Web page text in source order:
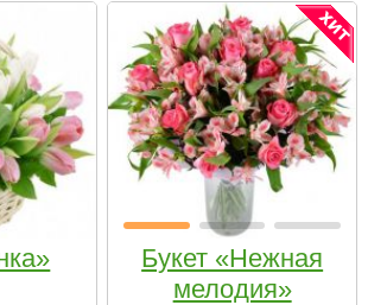
Букет «Нежная
мелодия»